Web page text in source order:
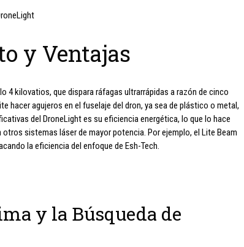
y Ventajas
4 kilovatios, que dispara ráfagas ultrarrápidas a razón de cinco
hacer agujeros en el fuselaje del dron, ya sea de plástico o metal,
del DroneLight es su eficiencia energética, lo que lo hace
sistemas láser de mayor potencia. Por ejemplo, el Lite Beam
la eficiencia del enfoque de Esh-Tech.
y la Búsqueda de